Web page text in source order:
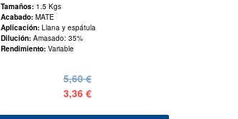
Tamaños: 1.5 Kgs
Acabado: MATE
Aplicación: Llana y espátula
Dilución: Amasado: 35%
Rendimiento: Variable
5,60 €
3,36 €